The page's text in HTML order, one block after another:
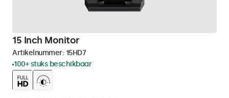
15 Inch Monitor
Artikelnummer: 15HD7
100+ stuks beschikbaar